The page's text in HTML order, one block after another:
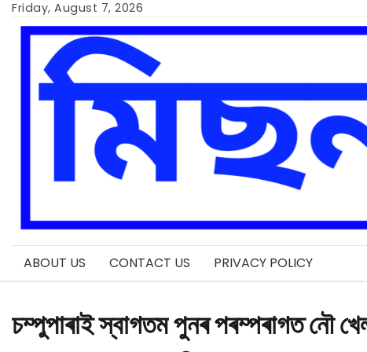
SkipFriday, August 7, 2026
ABOUT US CONTACT US PRIVACY POLICY
চম্পুপাৰাই স্বাগতম পুনৰ পৰম্পৰাগত নৌ